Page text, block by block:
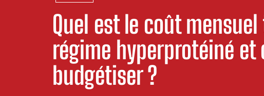
Quel est le coût
régime hyperprotéiné et
budgétiser ?